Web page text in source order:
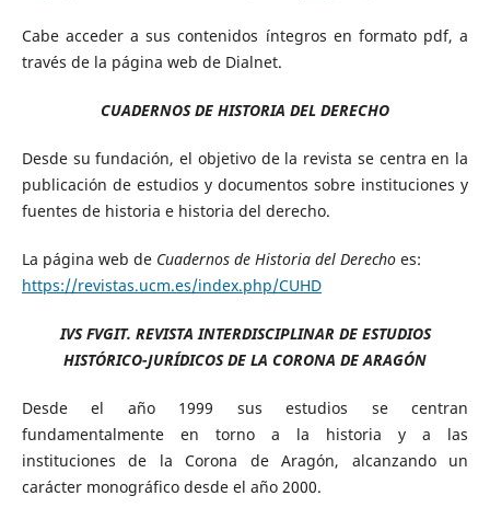
Cabe acceder a sus contenidos íntegros en formato pdf, a
través de la página web de Dialnet.
CUADERNOS DE HISTORIA DEL DERECHO
Desde su fundación, el objetivo de la revista se centra en la
publicación de estudios y documentos sobre instituciones y
fuentes de historia e historia del derecho.
La página web de Cuadernos de Historia del Derecho es:
https://revistas.ucm.es/index.php/CUHD
IVS FVGIT. REVISTA INTERDISCIPLINAR DE ESTUDIOS
HISTÓRICO-JURÍDICOS DE LA CORONA DE ARAGÓN
Desde el año 1999 sus estudios se centran
fundamentalmente en torno a la historia y a las
instituciones de la Corona de Aragón, alcanzando un
carácter monográfico desde el año 2000.